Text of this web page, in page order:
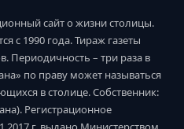
сайт о жизни столицы.
с 1990 года. Тираж газеты
Периодичность – три раза в
по праву может называться
в столице. Собственник:
Регистрационное